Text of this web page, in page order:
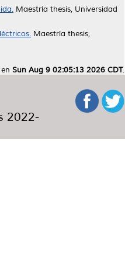
Maestría thesis, Universidad
Maestría thesis,
Sun Aug 9 02:05:13 2026 CDT.
2022-